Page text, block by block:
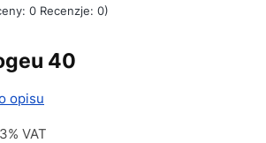
0 Recenzje: 0)
40
opisu
VAT
VAT